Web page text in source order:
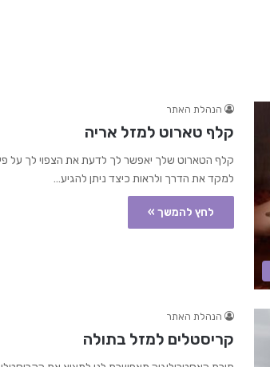
הנהלת האתר
קלף טארוט למזל אריה
קלף הטארוט שלך יאפשר לך לדעת את הצפוי לך על
למקד את הדרך ולראות כיצד ניתן להגיע…
לחץ להמשך »
הנהלת האתר
קריסטלים למזל בתולה